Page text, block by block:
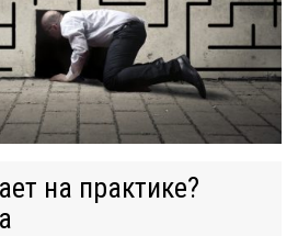
на практике?